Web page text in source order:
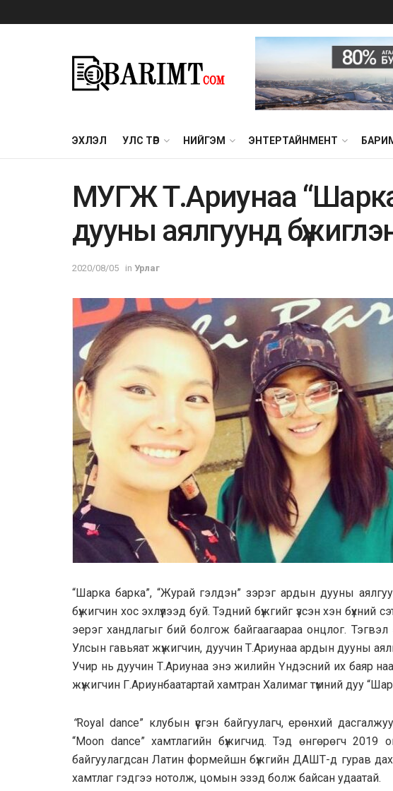
ЭХЛЭЛ УЛС ТӨР НИЙГЭМ ЭНТЕРТАЙНМЕНТ
МУГЖ Т.Ариунаа
дууны аялгуунд
2020/08/05 in Урлаг
“Шарка барка”, “Журай гэлдэн” зэрэг ардын дууны
бүжигчин хос эхлүүлээд буй. Тэдний бүжгийг үзсэн хэн
эерэг хандлагыг бий болгож байгаагаараа онцлог.
Улсын гавьяат жүжигчин, дуучин Т.Ариунаа ардын дууны
Учир нь дуучин Т.Ариунаа энэ жилийн Үндэсний их баяр
жүжигчин Г.Ариунбаатартай хамтран Халимаг түмний дуу
“Royal dance” клубын үүсгэн байгуулагч, ерөнхий
“Мооn dance” хамтлагийн бүжигчид. Тэд өнгөрөгч
байгуулагдсан Латин формейшн бүжгийн ДАШТ-д гурав
хамтлаг гэдгээ нотолж, цомын эзэд болж байсан удаатай.